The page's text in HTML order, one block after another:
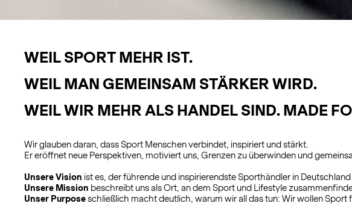
WEIL SPORT MEHR IST.
WEIL MAN GEMEINSAM STÄRKER WIRD.
WEIL WIR MEHR ALS HANDEL SIND. MADE
Wir glauben daran, dass Sport Menschen verbindet, inspiriert und stärkt.
Er eröffnet neue Perspektiven, motiviert uns, Grenzen zu überwinden und
Unsere Vision ist es, der führende und inspirierendste Sporthändler in
Unsere Mission beschreibt uns als Ort, an dem Sport und Lifestyle
Unser Purposeschließlich macht deutlich, warum wir all das tun: Wir wollen Sport